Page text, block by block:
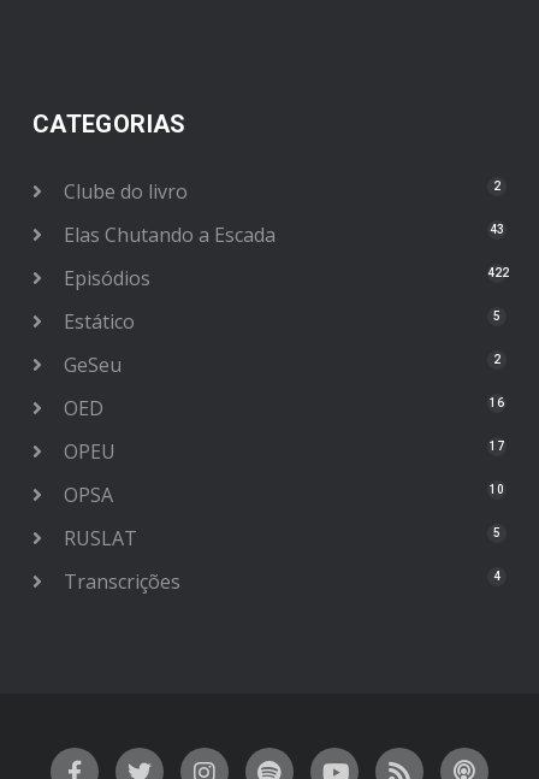
CATEGORIAS
Clube do livro 2
Elas Chutando a Escada 43
Episódios 422
Estático 5
GeSeu 2
OED 16
OPEU 17
OPSA 10
RUSLAT 5
Transcrições 4